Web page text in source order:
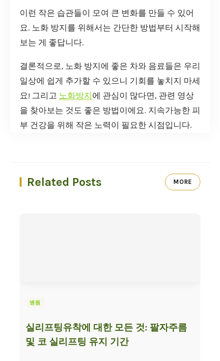
이런 작은 습관들이 모여 큰 변화를 만들 수 있어
요. 노화 방지를 위해서는 간단한 방법부터 시작해
보는 게 좋답니다.
결론적으로, 노화 방지에 좋은 차와 음료들은 우리
일상에 쉽게 추가할 수 있으니 기회를 놓치지 마세
요! 그리고 노화방지 에 관심이 많다면, 관련 영상
을 찾아보는 것도 좋은 방법이에요. 지속가능한 피
부 건강을 위해 작은 노력이 필요한 시점입니다.
Related Posts MORE
병원
실리프팅유착에 대한 모든 것: 팔자주름
및 코 실리프팅 유지 기간